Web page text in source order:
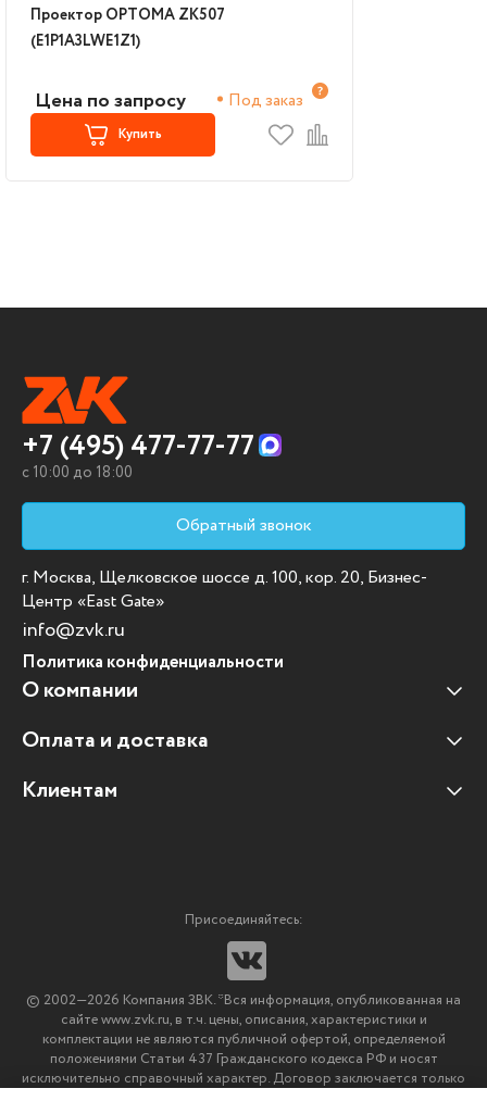
Проектор OPTOMA ZK507
(E1P1A3LWE1Z1)
Цена по запросу Под заказ
Купить
+7 (495) 477-77-77
c 10:00 до 18:00
Обратный звонок
г. Москва, Щелковское шоссе д. 100, кор. 20, Бизнес-
Центр «East Gate»
info@zvk.ru
Политика конфиденциальности
О компании
Наши клиенты
Отзывы клиентов
Оплата и доставка
Оплата и доставка
Клиентам
Мультимедийное оборудование
Импортозамещение ПО
© 2002—2026 Компания ЗВК. *Вся информация, опубликованная на
сайте www.zvk.ru, в т.ч. цены, описания, характеристики и
комплектации не являются публичной офертой, определяемой
положениями Статьи 437 Гражданского кодекса РФ и носят
исключительно справочный характер. Договор заключается только
Присоединяйтесь: